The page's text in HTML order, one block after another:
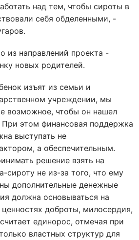
над тем, чтобы сироты в
себя обделенными, -
из направлений проекта -
новых родителей.
изъят из семьи и
учреждении, мы
возможное, чтобы он нашел
этом финансовая поддержка
выступать не
а обеспечительным.
решение взять на
сироту не из-за того, что ему
дополнительные денежные
должна основываться на
доброты, милосердия,
единорос, отмечая при
властных структур для